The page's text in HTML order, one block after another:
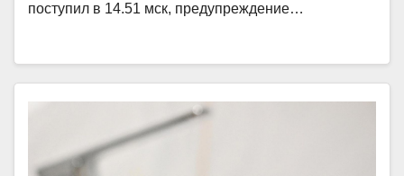
поступил в 14.51 мск, предупреждение…